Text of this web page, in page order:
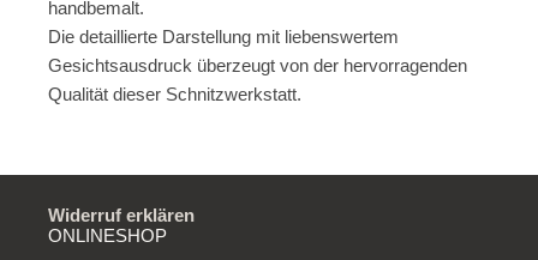
handbemalt.
Die detaillierte Darstellung mit liebenswertem
Gesichtsausdruck überzeugt von der hervorragenden
Qualität dieser Schnitzwerkstatt.
Widerruf erklären
ONLINESHOP